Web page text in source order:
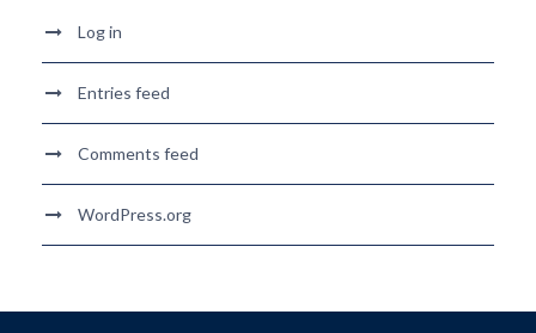
Log in
Entries feed
Comments feed
WordPress.org